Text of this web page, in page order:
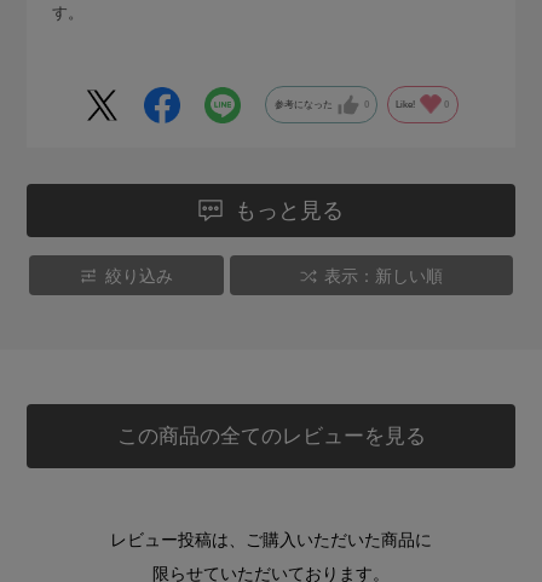
す。
参考になった 0 Like! 0
もっと見る
絞り込み 表示：新しい順
この商品の全てのレビューを見る
レビュー投稿は、ご購入いただいた商品に
限らせていただいております。